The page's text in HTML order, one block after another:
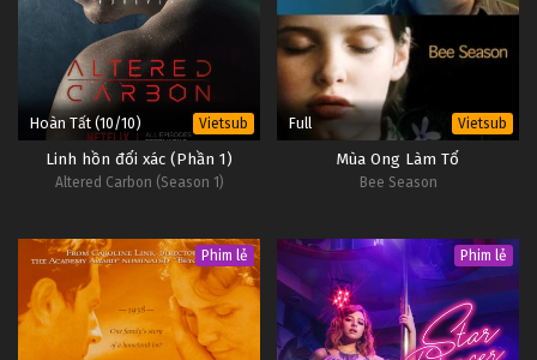
Hoàn Tất (10/10) Vietsub
Linh hồn đổi xác (Phần 1)
Altered Carbon (Season 1)
Full Vietsub
Mùa Ong Làm Tổ
Bee Season
Phim lẻ Phim lẻ